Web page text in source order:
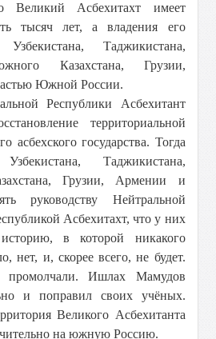
Великий Асбехитахт имеет
тысяч лет, а владения его
Таджикистана,
Казахстана, Грузии,
Южной России.
Республики Асбехитант
территориальной
асбехского государства. Тогда
Таджикистана,
Грузии, Армении и
руководству Нейтральной
Асбехитахт, что у них
в которой никакого
нет, и, скорее всего, не будет.
промолчали. Ишлах Мамудов
и поправил своих учёных.
Великого Асбехитанта
на южную Россию.